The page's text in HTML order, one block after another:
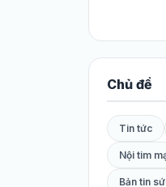
Chủ đề
Tin tức
Nội tim
Bản tin